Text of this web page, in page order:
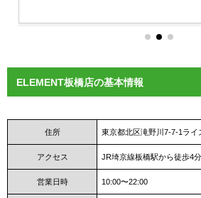
ELEMENT板橋店の基本情報
住所 東京都北区滝野川7-7-1ライ
アクセス JR埼京線板橋駅から徒歩4分
営業日時 10:00〜22:00